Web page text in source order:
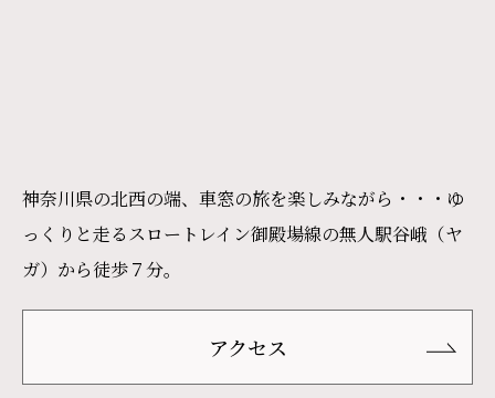
神奈川県の北西の端、車窓の旅を楽しみながら・・・ゆ
っくりと走るスロートレイン御殿場線の無人駅谷峨（ヤ
ガ）から徒歩７分。
アクセス